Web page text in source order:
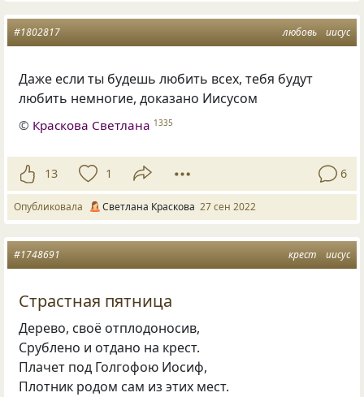
любовь иисус
#1802817
Даже если ты будешь любить всех, тебя будут
любить немногие, доказано Иисусом
© Краскова Светлана 1335
13 1 6
Опубликовала Светлана Краскова 27 сен 2022
крест иисус
#1748691
Страстная пятница
Дерево, своё отплодоносив,
Срублено и отдано на крест.
Плачет под Голгофою Иосиф,
Плотник родом сам из этих мест.